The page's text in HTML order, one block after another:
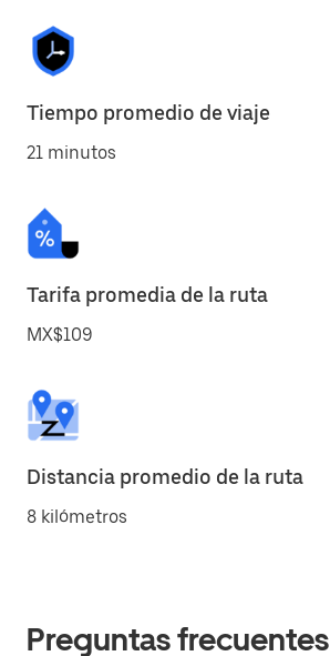
Tiempo promedio de viaje
21 minutos
Tarifa promedia de la ruta
MX$109
Distancia promedio de la ruta
8 kilómetros
Preguntas frecuentes